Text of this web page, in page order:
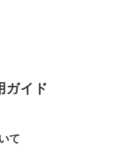
ガイド
て